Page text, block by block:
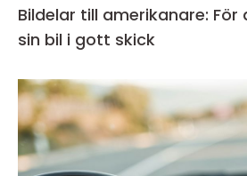
Bildelar till amerikanare: För
sin bil i gott skick